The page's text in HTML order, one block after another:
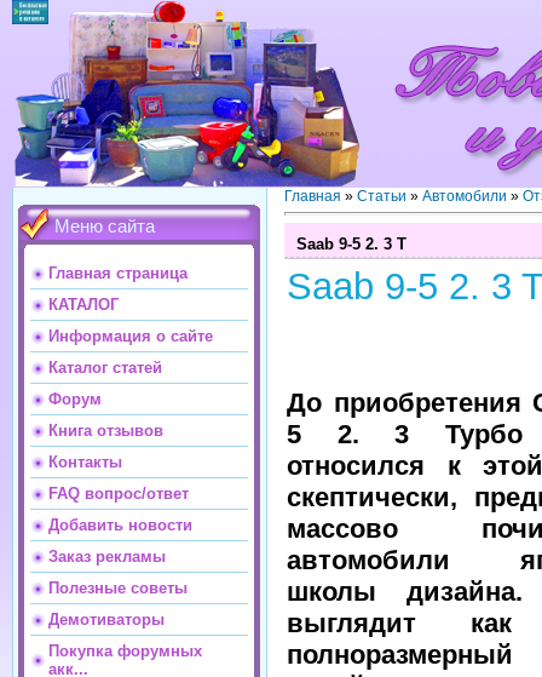
Меню сайта
Главная страница
КАТАЛОГ
Информация о сайте
Каталог статей
Форум
Книга отзывов
Контакты
FAQ вопрос/ответ
Добавить новости
Заказ рекламы
Полезные советы
Демотиваторы
Покупка форумных
акк...
Главная » Статьи » Автомобили »
Saab 9-5 2. 3 T
Saab 9-5 2. 3
До приобретения
5 2. 3 Турбо
относился к
скептически,
массово
автомобили
школы
выглядит